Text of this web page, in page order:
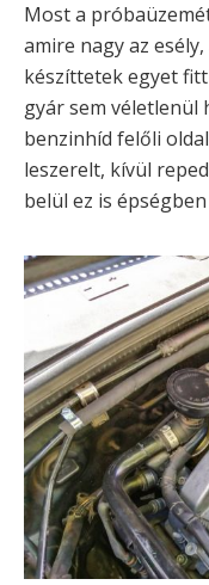
Most a
amire nagy az
készíttetek egyet
gyár sem véletlenül
benzinhíd felőli
leszerelt, kívül
belül ez is